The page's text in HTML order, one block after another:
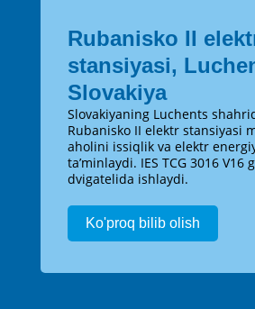
Rubanisko II
stansiyasi,
Slovakiya
Slovakiyaning Luchents
Rubanisko II elektr stansiyasi
aholini issiqlik va elektr
ta’minlaydi. IES TCG 3016 V16
dvigatelida ishlaydi.
Ko'proq bilib olish